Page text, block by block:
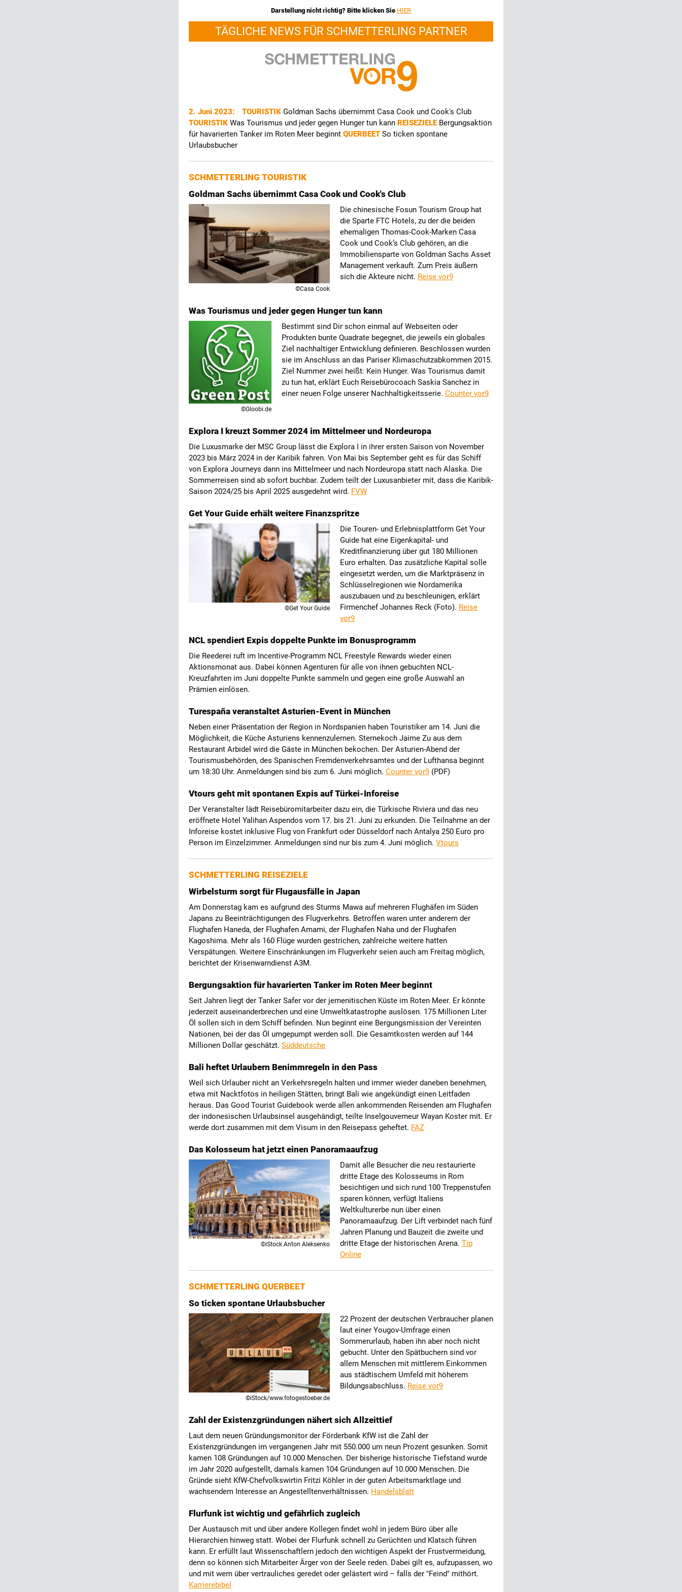
Darstellung nicht richtig? Bitte klicken Sie HIER
TÄGLICHE NEWS FÜR SCHMETTERLING PARTNER
2. Juni 2023: TOURISTIK Goldman Sachs übernimmt Casa Cook und Cook's Club
TOURISTIK Was Tourismus und jeder gegen Hunger tun kann REISEZIELE Bergungsaktion
für havarierten Tanker im Roten Meer beginnt QUERBEETSo ticken spontane
Urlaubsbucher
SCHMETTERLING TOURISTIK
Goldman Sachs übernimmt Casa Cook und Cook's Club
©Casa Cook
Die chinesische Fosun Tourism Group hat
die Sparte FTC Hotels, zu der die beiden
ehemaligen Thomas-Cook-Marken Casa
Cook und Cook’s Club gehören, an die
Immobiliensparte von Goldman Sachs Asset
Management verkauft. Zum Preis äußern
sich die Akteure nicht. Reise vor9
Was Tourismus und jeder gegen Hunger tun kann
©Gloobi.de
Bestimmt sind Dir schon einmal auf Webseiten oder
Produkten bunte Quadrate begegnet, die jeweils ein globales
Ziel nachhaltiger Entwicklung definieren. Beschlossen wurden
sie im Anschluss an das Pariser Klimaschutzabkommen 2015.
Ziel Nummer zwei heißt: Kein Hunger. Was Tourismus damit
zu tun hat, erklärt Euch Reisebürocoach Saskia Sanchez in
einer neuen Folge unserer Nachhaltigkeitsserie. Counter vor9
Explora I kreuzt Sommer 2024 im Mittelmeer und Nordeuropa
Die Luxusmarke der MSC Group lässt die Explora I in ihrer ersten Saison von November
2023 bis März 2024 in der Karibik fahren. Von Mai bis September geht es für das Schiff
von Explora Journeys dann ins Mittelmeer und nach Nordeuropa statt nach Alaska. Die
Sommerreisen sind ab sofort buchbar. Zudem teilt der Luxusanbieter mit, dass die Karibik-
Saison 2024/25 bis April 2025 ausgedehnt wird. FVW
Get Your Guide erhält weitere Finanzspritze
©Get Your Guide
Die Touren- und Erlebnisplattform Get Your
Guide hat eine Eigenkapital- und
Kreditfinanzierung über gut 180 Millionen
Euro erhalten. Das zusätzliche Kapital solle
eingesetzt werden, um die Marktpräsenz in
Schlüsselregionen wie Nordamerika
auszubauen und zu beschleunigen, erklärt
Firmenchef Johannes Reck (Foto). Reise
vor9
NCL spendiert Expis doppelte Punkte im Bonusprogramm
Die Reederei ruft im Incentive-Programm NCL Freestyle Rewards wieder einen
Aktionsmonat aus. Dabei können Agenturen für alle von ihnen gebuchten NCL-
Kreuzfahrten im Juni doppelte Punkte sammeln und gegen eine große Auswahl an
Prämien einlösen.
Turespaña veranstaltet Asturien-Event in München
Neben einer Präsentation der Region in Nordspanien haben Touristiker am 14. Juni die
Möglichkeit, die Küche Asturiens kennenzulernen. Sternekoch Jaime Zu aus dem
Restaurant Arbidel wird die Gäste in München bekochen. Der Asturien-Abend der
Tourismusbehörden, des Spanischen Fremdenverkehrsamtes und der Lufthansa beginnt
um 18:30 Uhr. Anmeldungen sind bis zum 6. Juni möglich. Counter vor9 (PDF)
Vtours geht mit spontanen Expis auf Türkei-Inforeise
Der Veranstalter lädt Reisebüromitarbeiter dazu ein, die Türkische Riviera und das neu
eröffnete Hotel Yalihan Aspendos vom 17. bis 21. Juni zu erkunden. Die Teilnahme an der
Inforeise kostet inklusive Flug von Frankfurt oder Düsseldorf nach Antalya 250 Euro pro
Person im Einzelzimmer. Anmeldungen sind nur bis zum 4. Juni möglich. Vtours
SCHMETTERLING REISEZIELE
Wirbelsturm sorgt für Flugausfälle in Japan
Am Donnerstag kam es aufgrund des Sturms Mawa auf mehreren Flughäfen im Süden
Japans zu Beeinträchtigungen des Flugverkehrs. Betroffen waren unter anderem der
Flughafen Haneda, der Flughafen Amami, der Flughafen Naha und der Flughafen
Kagoshima. Mehr als 160 Flüge wurden gestrichen, zahlreiche weitere hatten
Verspätungen. Weitere Einschränkungen im Flugverkehr seien auch am Freitag möglich,
berichtet der Krisenwarndienst A3M.
Bergungsaktion für havarierten Tanker im Roten Meer beginnt
Seit Jahren liegt der Tanker Safer vor der jemenitischen Küste im Roten Meer. Er könnte
jederzeit auseinanderbrechen und eine Umweltkatastrophe auslösen. 175 Millionen Liter
Öl sollen sich in dem Schiff befinden. Nun beginnt eine Bergungsmission der Vereinten
Nationen, bei der das Öl umgepumpt werden soll. Die Gesamtkosten werden auf 144
Millionen Dollar geschätzt. Süddeutsche
Bali heftet Urlaubern Benimmregeln in den Pass
Weil sich Urlauber nicht an Verkehrsregeln halten und immer wieder daneben benehmen,
etwa mit Nacktfotos in heiligen Stätten, bringt Bali wie angekündigt einen Leitfaden
heraus. Das Good Tourist Guidebook werde allen ankommenden Reisenden am Flughafen
der indonesischen Urlaubsinsel ausgehändigt, teilte Inselgouverneur Wayan Koster mit. Er
werde dort zusammen mit dem Visum in den Reisepass geheftet. FAZ
Das Kolosseum hat jetzt einen Panoramaaufzug
©iStock Anton Aleksenko
Damit alle Besucher die neu restaurierte
dritte Etage des Kolosseums in Rom
besichtigen und sich rund 100 Treppenstufen
sparen können, verfügt Italiens
Weltkulturerbe nun über einen
Panoramaaufzug. Der Lift verbindet nach fünf
Jahren Planung und Bauzeit die zweite und
dritte Etage der historischen Arena. Tip
Online
SCHMETTERLING QUERBEET
So ticken spontane Urlaubsbucher
©iStock/www.fotogestoeber.de
22 Prozent der deutschen Verbraucher planen
laut einer Yougov-Umfrage einen
Sommerurlaub, haben ihn aber noch nicht
gebucht. Unter den Spätbuchern sind vor
allem Menschen mit mittlerem Einkommen
aus städtischem Umfeld mit höherem
Bildungsabschluss. Reise vor9
Zahl der Existenzgründungen nähert sich Allzeittief
Laut dem neuen Gründungsmonitor der Förderbank KfW ist die Zahl der
Existenzgründungen im vergangenen Jahr mit 550.000 um neun Prozent gesunken. Somit
kamen 108 Gründungen auf 10.000 Menschen. Der bisherige historische Tiefstand wurde
im Jahr 2020 aufgestellt, damals kamen 104 Gründungen auf 10.000 Menschen. Die
Gründe sieht KfW-Chefvolkswirtin Fritzi Köhler in der guten Arbeitsmarktlage und
wachsendem Interesse an Angestelltenverhältnissen. Handelsblatt
Flurfunk ist wichtig und gefährlich zugleich
Der Austausch mit und über andere Kollegen findet wohl in jedem Büro über alle
Hierarchien hinweg statt. Wobei der Flurfunk schnell zu Gerüchten und Klatsch führen
kann. Er erfüllt laut Wissenschaftlern jedoch den wichtigen Aspekt der Frustvermeidung,
denn so können sich Mitarbeiter Ärger von der Seele reden. Dabei gilt es, aufzupassen, wo
und mit wem über vertrauliches geredet oder gelästert wird – falls der "Feind" mithört.
Karrierebibel